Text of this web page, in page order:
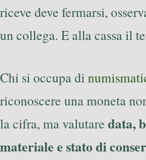
riceve deve fermarsi,
un collega. E alla cassa il
Chi si occupa di
riconoscere una moneta
la cifra, ma valutare data,
materiale e stato di